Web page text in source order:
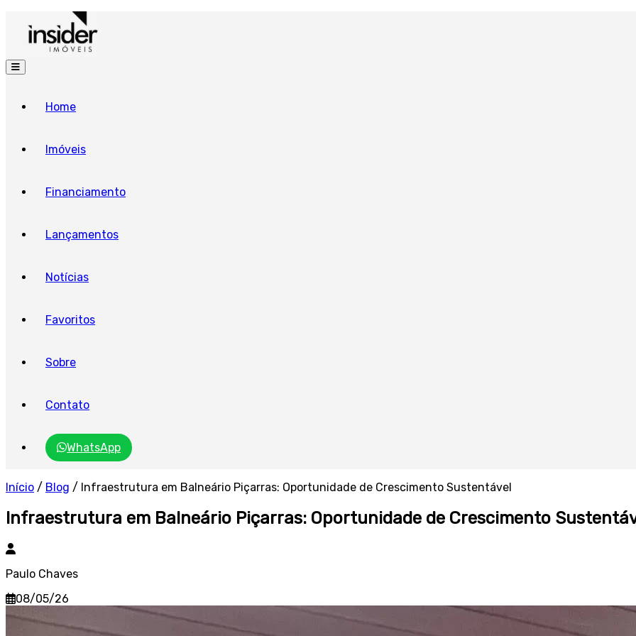
Home
Imóveis
Financiamento
Lançamentos
Notícias
Favoritos
Sobre
Contato
WhatsApp
Início / Blog / Infraestrutura em Balneário Piçarras: Oportunidade de Crescimento Sustentável
Infraestrutura em Balneário Piçarras: Oportunidade de Crescimento
Paulo Chaves
08/05/26